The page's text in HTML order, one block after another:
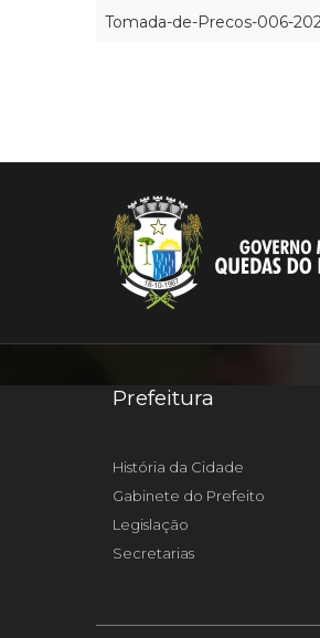
Tomada-de-Precos-006-
Prefeitura
História da Cidade
Gabinete do Prefeito
Legislação
Secretarias